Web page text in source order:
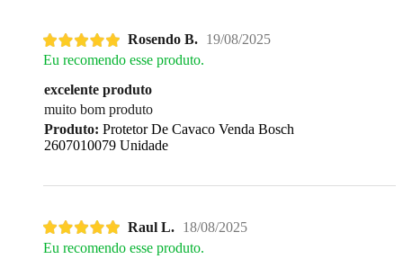
Rosendo B. 19/08/2025
Eu recomendo esse produto.
excelente produto
muito bom produto
Produto: Protetor De Cavaco Venda Bosch
2607010079 Unidade
Raul L. 18/08/2025
Eu recomendo esse produto.